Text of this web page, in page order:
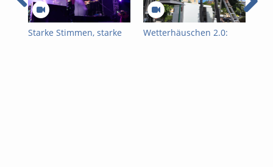
Starke Stimmen, starke
Wetterhäuschen 2.0: